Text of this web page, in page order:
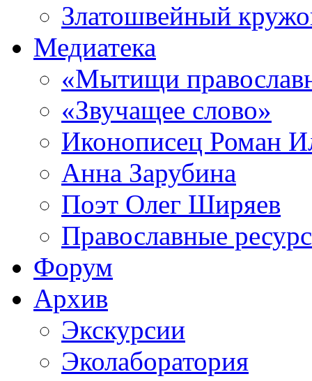
Златошвейный
Медиатека
«Мытищи
«Звучащее слово»
Иконописец Роман
Анна Зарубина
Поэт Олег Ширяев
Православные
Форум
Архив
Экскурсии
Эколаборатория